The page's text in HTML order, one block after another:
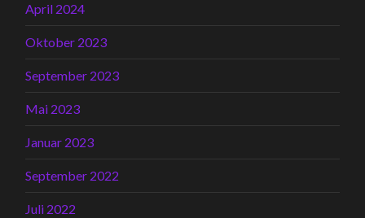
April 2024
Oktober 2023
September 2023
Mai 2023
Januar 2023
September 2022
Juli 2022